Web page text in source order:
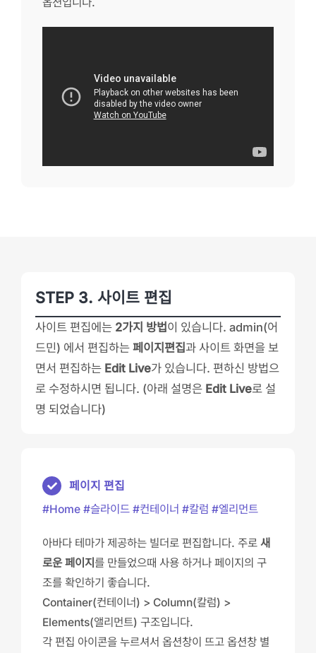
옵션입니다.
STEP 3. 사이트 편집
사이트 편집에는 2가지 방법 이 있습니다. admin(어
드민) 에서 편집하는 페이지편집과 사이트 화면을 보
면서 편집하는 Edit Live가 있습니다. 편하신 방법으
로 수정하시면 됩니다. (아래 설명은 Edit Live로 설
명 되었습니다)
페이지 편집
#Home #슬라이드 #컨테이너 #칼럼 #엘리먼트
아바다 테마가 제공하는 빌더로 편집합니다. 주로 새
로운 페이지 를 만들었으때 사용 하거나 페이지의 구
조를 확인하기 좋습니다.
Container(컨테이너) > Column(칼럼) >
Elements(앨리먼트) 구조입니다.
각 편집 아이콘을 누르셔서 옵션창이 뜨고 옵션창 별